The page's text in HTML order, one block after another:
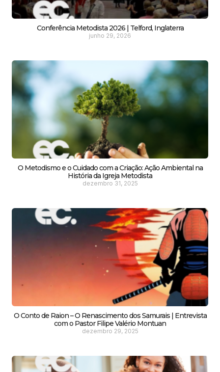
Conferência Metodista 2026 | Telford, Inglaterra
junho 29, 2026
O Metodismo e o Cuidado com a Criação: Ação Ambiental na
História da Igreja Metodista
dezembro 31, 2025
O Conto de Raion – O Renascimento dos Samurais | Entrevista
com o Pastor Filipe Valério Montuan
dezembro 29, 2025